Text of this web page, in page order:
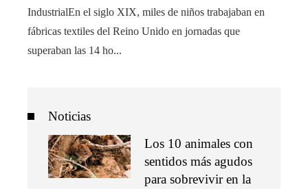
IndustrialEn el siglo XIX, miles de niños trabajaban en
fábricas textiles del Reino Unido en jornadas que
superaban las 14 ho...
Noticias
Los 10 animales con
sentidos más agudos
para sobrevivir en la